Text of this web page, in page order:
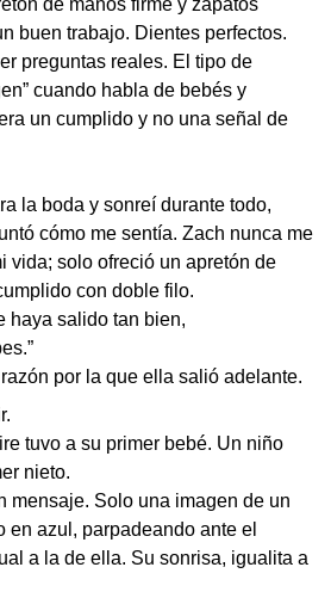
de manos firme y zapatos
buen trabajo. Dientes perfectos.
preguntas reales. El tipo de
cuando habla de bebés y
un cumplido y no una señal de
la boda y sonreí durante todo,
cómo me sentía. Zach nunca me
vida; solo ofreció un apretón de
con doble filo.
haya salido tan bien,
por la que ella salió adelante.
tuvo a su primer bebé. Un niño
nieto.
mensaje. Solo una imagen de un
en azul, parpadeando ante el
a la de ella. Su sonrisa, igualita a